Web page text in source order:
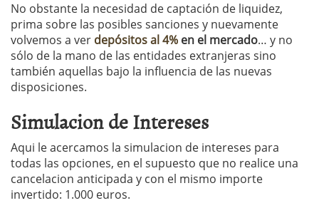
No obstante la necesidad de captación de liquidez,
prima sobre las posibles sanciones y nuevamente
volvemos a ver depósitos al 4% en el mercado… y no
sólo de la mano de las entidades extranjeras sino
también aquellas bajo la influencia de las nuevas
disposiciones.
Simulacion de Intereses
Aqui le acercamos la simulacion de intereses para
todas las opciones, en el supuesto que no realice una
cancelacion anticipada y con el mismo importe
invertido: 1.000 euros.